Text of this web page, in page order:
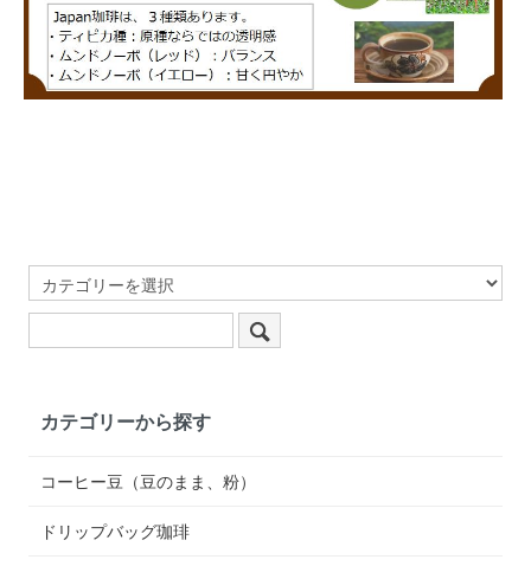
カテゴリーから探す
コーヒー豆（豆のまま、粉）
ドリップバッグ珈琲